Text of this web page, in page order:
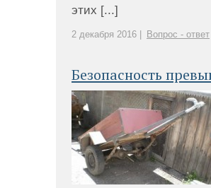
этих [...]
2 декабря 2016 | Вопрос - ответ
Безопасность